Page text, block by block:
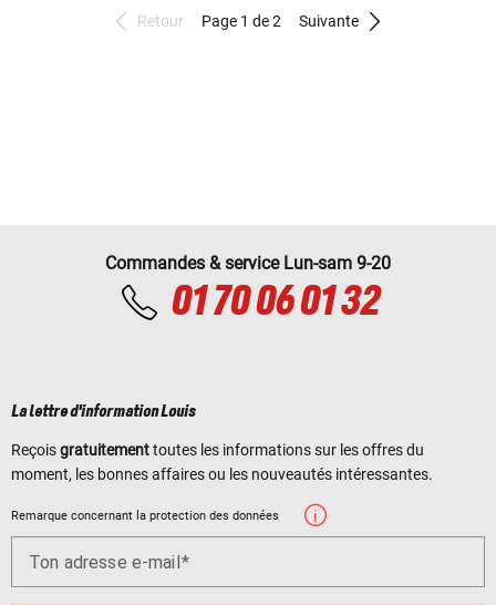
Retour Page 1 de 2 Suivante
Commandes & service Lun-sam 9-20
01 70 06 01 32
La lettre d'information Louis
Reçoisgratuitementtoutes les informations sur les offres du
moment, les bonnes affaires ou les nouveautés intéressantes.
Remarque concernant la protection des données
Ton adresse e-mail